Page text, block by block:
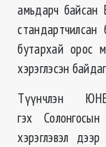
амьдарч байсан
бутархай орос
хэрэглэсэн
Түүнчлэн
гэх
хэрэглэвэл